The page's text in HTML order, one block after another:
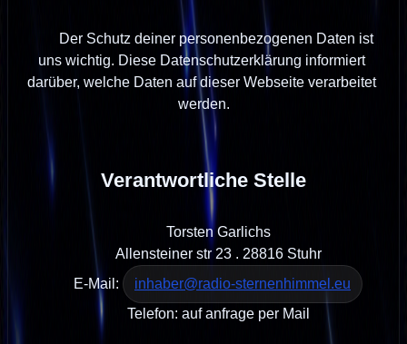
uns wichtig. Diese Datenschutzerklärung informiert
darüber, welche Daten auf dieser Webseite verarbeitet
werden.
Verantwortliche Stelle
        E-Mail:
inhaber@radio-sternenhimmel.eu
        Telefon: auf anfrage per Mail